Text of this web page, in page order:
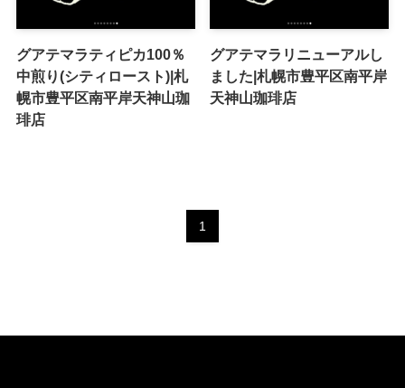
グアテマラティピカ100％
中煎り(シティロースト)|札
幌市豊平区南平岸天神山珈
琲店
グアテマラリニューアルし
ました|札幌市豊平区南平岸
天神山珈琲店
1